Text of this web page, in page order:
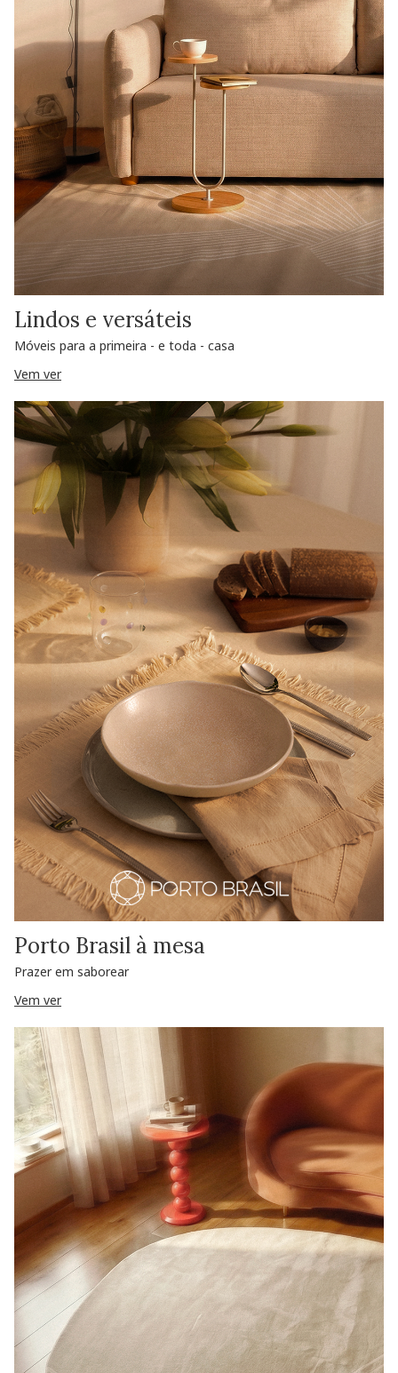
Lindos e versáteis
Móveis para a primeira - e toda - casa
Vem ver
Porto Brasil à mesa
Prazer em saborear
Vem ver